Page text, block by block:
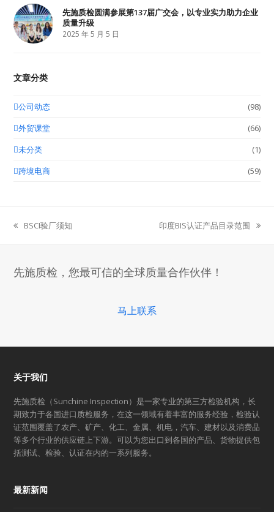
先施质检圆满参展第137届广交会，以专业实力助力企业
质量升级
2025 年 5 月 5 日
文章分类
公司动态
(98)
外贸课堂
(66)
未分类
(1)
跨境电商
(59)
previous
BSCI验厂须知
next
印度BIS认证产品目录范围
先施质检，您最可信的全球质量合作伙伴！
马上联系
关于我们
先施质检（Sunchine Inspection）是一家专业的第三方检验机构，长
期致力于各国进口质检服务，在这一领域有着丰富的服务经验，检验认
证范围覆盖了农产、矿产、化工、金属、机电，汽车、建材以及消费品
等多个行业的供应链上下游。可以为您出口到各国的产品、货物提供包
括测试、检验、认证在内的一系列服务。
最新新闻